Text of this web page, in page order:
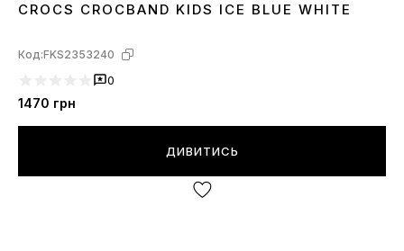
252627 2829
CROCS CROCBAND KIDS ICE BLUE WHITE
Код:FKS2353240
0
1470 грн
ДИВИТИСЬ